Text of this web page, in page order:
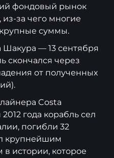
фондовый рынок
за чего многие
суммы.
Шакура — 13 сентября
скончался через
от полученных
Costa
года корабль сел
погибли 32
крупнейшим
истории, которое